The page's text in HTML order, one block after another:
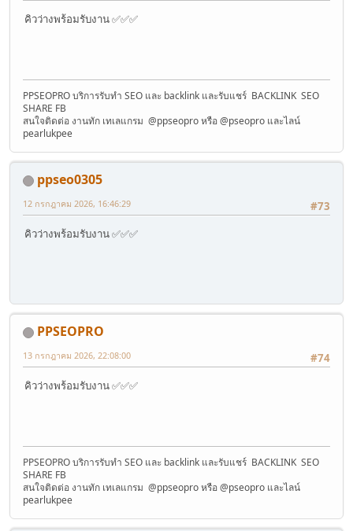
คิวว่างพร้อมรับงาน ✅✅✅
PPSEOPRO บริการรับทำ SEO และ backlink และรับแชร์ BACKLINK SEO
SHARE FB
สนใจติดต่อ งานทัก เทเลแกรม @ppseopro หรือ @pseopro และไลน์
pearlukpee
ppseo0305
#73
12 กรกฎาคม 2026, 16:46:29
คิวว่างพร้อมรับงาน ✅✅✅
PPSEOPRO
#74
13 กรกฎาคม 2026, 22:08:00
คิวว่างพร้อมรับงาน ✅✅✅
PPSEOPRO บริการรับทำ SEO และ backlink และรับแชร์ BACKLINK SEO
SHARE FB
สนใจติดต่อ งานทัก เทเลแกรม @ppseopro หรือ @pseopro และไลน์
pearlukpee